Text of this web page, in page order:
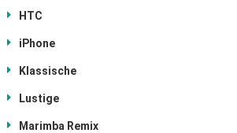
HTC
iPhone
Klassische
Lustige
Marimba Remix